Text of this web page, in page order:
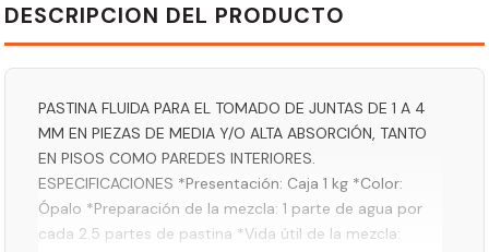
DESCRIPCION DEL PRODUCTO
PASTINA FLUIDA PARA EL TOMADO DE JUNTAS DE 1 A 4
MM EN PIEZAS DE MEDIA Y/O ALTA ABSORCIÓN, TANTO
EN PISOS COMO PAREDES INTERIORES.
ESPECIFICACIONES *Presentación: Caja 1 kg *Color:
Ópalo *Preparación de la mezcla: 1 parte de agua por
cada 2.5 partes de pastina *Vida útil de la mezcla: